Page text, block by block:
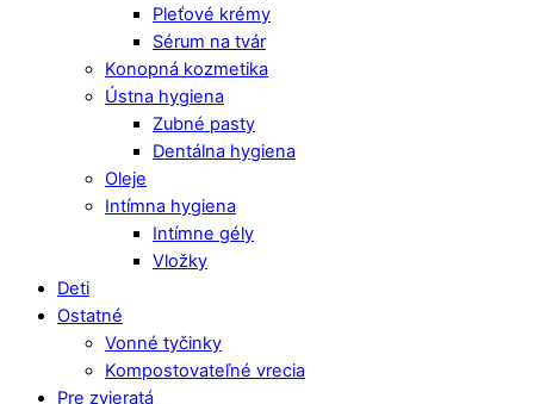
Pleťové krémy
Sérum na tvár
Konopná kozmetika
Ústna hygiena
Zubné pasty
Dentálna hygiena
Oleje
Intímna hygiena
Intímne gély
Vložky
Deti
Ostatné
Vonné tyčinky
Kompostovateľné vrecia
Pre zvieratá